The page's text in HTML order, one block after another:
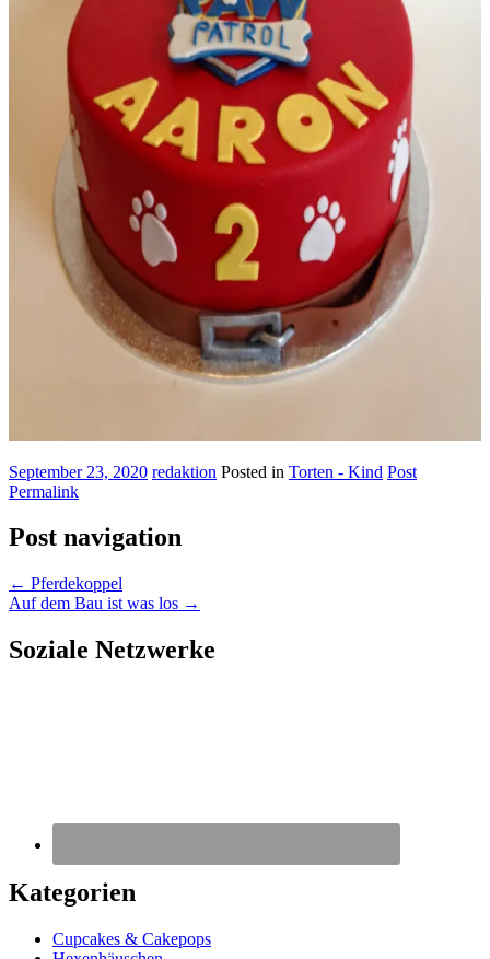
September 23, 2020 redaktion Posted in Torten - Kind Post
Permalink
Post navigation
← Pferdekoppel
Auf dem Bau ist was los →
Soziale Netzwerke
Kategorien
Cupcakes & Cakepops